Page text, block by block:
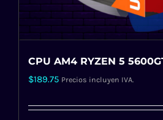
CPU AM4 RYZEN 5
$189.75 Precios incluyen IVA.